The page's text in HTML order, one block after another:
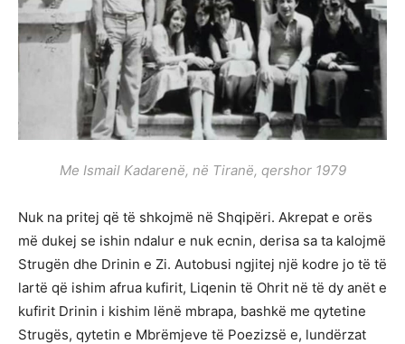
Me Ismail Kadarenë, në Tiranë, qershor 1979
Nuk na pritej që të shkojmë në Shqipëri. Akrepat e orës
më dukej se ishin ndalur e nuk ecnin, derisa sa ta kalojmë
Strugën dhe Drinin e Zi. Autobusi ngjitej një kodre jo të të
lartë që ishim afrua kufirit, Liqenin të Ohrit në të dy anët e
kufirit Drinin i kishim lënë mbrapa, bashkë me qytetine
Strugës, qytetin e Mbrëmjeve të Poezizsë e, lundërzat